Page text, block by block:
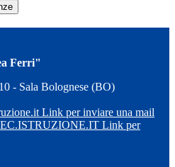
Ferri"
- Sala Bolognese (BO)
Link per inviare una mail
Link per